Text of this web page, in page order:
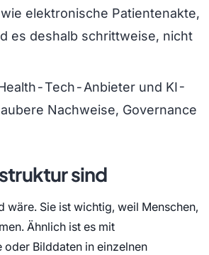
elektronische Patientenakte,
es deshalb schrittweise, nicht
Tech-Anbieter und KI-
Nachweise, Governance
sind
Sie ist wichtig, weil Menschen,
Ähnlich ist es mit
Bilddaten in einzelnen